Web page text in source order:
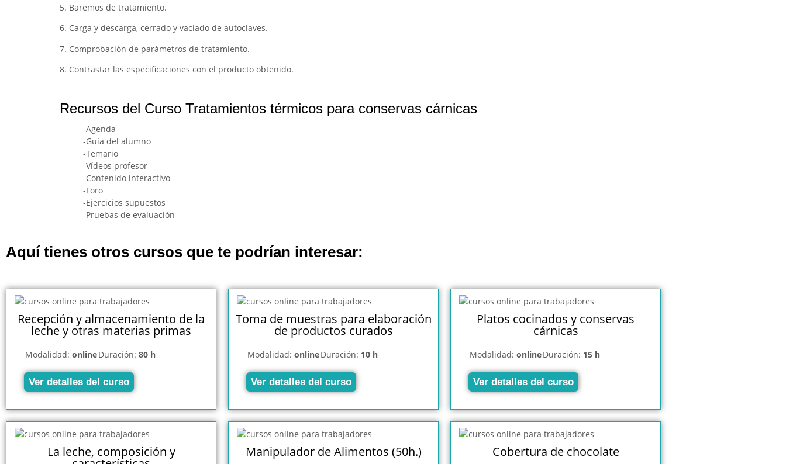
5. Baremos de tratamiento.
6. Carga y descarga, cerrado y vaciado de autoclaves.
7. Comprobación de parámetros de tratamiento.
8. Contrastar las especificaciones con el producto obtenido.
Recursos del Curso Tratamientos térmicos para conservas cárnicas
-Agenda
-Guía del alumno
-Temario
-Vídeos profesor
-Contenido interactivo
-Foro
-Ejercicios supuestos
-Pruebas de evaluación
Aquí tienes otros cursos que te podrían interesar:
Recepción y almacenamiento de la
leche y otras materias primas
Modalidad: onlineDuración: 80 h
Ver detalles del curso
Toma de muestras para elaboración
de productos curados
Modalidad: onlineDuración: 10 h
Ver detalles del curso
Platos cocinados y conservas
cárnicas
Modalidad: onlineDuración: 15 h
Ver detalles del curso
La leche, composición y Manipulador de Alimentos (50h.) Cobertura de chocolate